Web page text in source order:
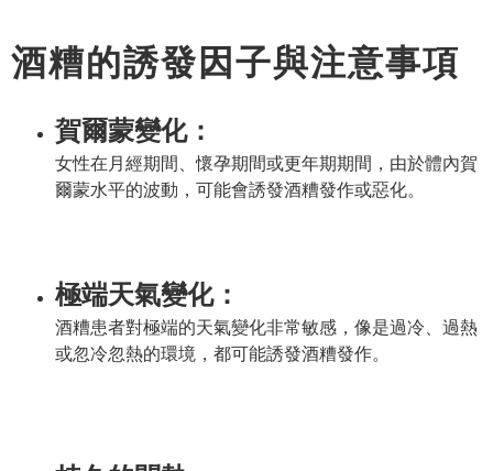
酒糟的誘發因子與注意事項
賀爾蒙變化：
女性在月經期間、懷孕期間或更年期期間，由於體內賀
爾蒙水平的波動，可能會誘發酒糟發作或惡化。
極端天氣變化：
酒糟患者對極端的天氣變化非常敏感，像是過冷、過熱
或忽冷忽熱的環境，都可能誘發酒糟發作。